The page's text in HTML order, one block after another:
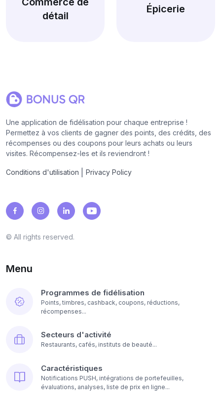
détail
Épicerie
Une application de fidélisation pour chaque entreprise !
Permettez à vos clients de gagner des points, des crédits, des
récompenses ou des coupons pour leurs achats ou leurs
visites. Récompensez-les et ils reviendront !
Conditions d'utilisation Privacy Policy
© All rights reserved.
Menu
Programmes de fidélisation
Points, timbres, cashback, coupons, réductions,
récompenses...
Secteurs d'activité
Restaurants, cafés, instituts de beauté...
Caractéristiques
Notifications PUSH, intégrations de portefeuilles,
évaluations, analyses, liste de prix en ligne...